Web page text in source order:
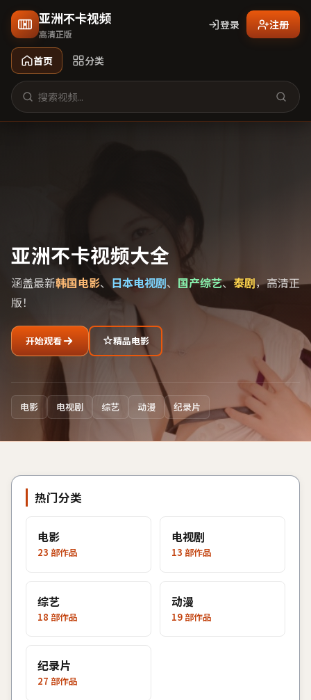
亚洲不卡视频
高清正版
首页 分类
登录 注册
亚洲不卡视频大全
涵盖最新韩国电影、日本电视剧、 国产综艺、泰剧，高清正
版！
开始观看 精品电影
电影 电视剧 综艺 动漫 纪录片
热门分类
电影
23 部作品
电视剧
13 部作品
综艺
18 部作品
动漫
19 部作品
纪录片
27 部作品